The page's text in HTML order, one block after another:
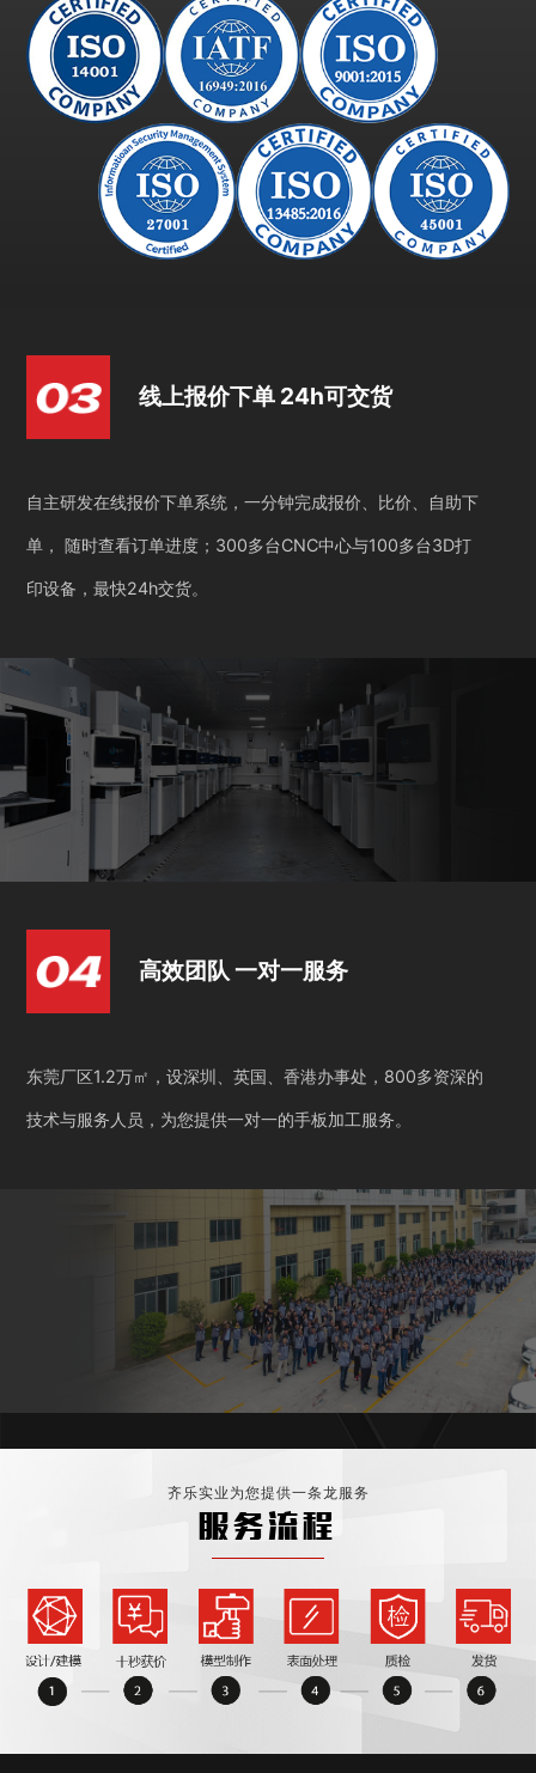
线上报价下单 24h可交货
自主研发在线报价下单系统，一分钟完成报价、比价、自助下
单， 随时查看订单进度；300多台CNC中心与100多台3D打
印设备，最快24h交货。
高效团队 一对一服务
东莞厂区1.2万㎡，设深圳、英国、香港办事处，800多资深的
技术与服务人员，为您提供一对一的手板加工服务。
齐乐实业为您提供一条龙服务
服务流程